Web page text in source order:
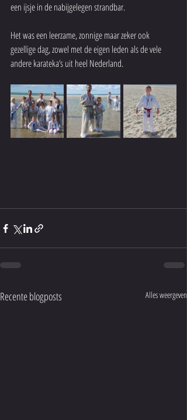
een ijsje in de nabijgelegen strandbar.
Het was een leerzame, zonnige maar zeker ook
gezellige dag, zowel met de eigen leden als de vele
andere karateka’s uit heel Nederland.
Recente blogposts Alles weergeven